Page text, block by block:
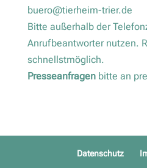
buero@tierheim-trier.de
Bitte außerhalb der
Anrufbeantworter nutzen.
schnellstmöglich.
Presseanfragen bitte an
Datenschutz